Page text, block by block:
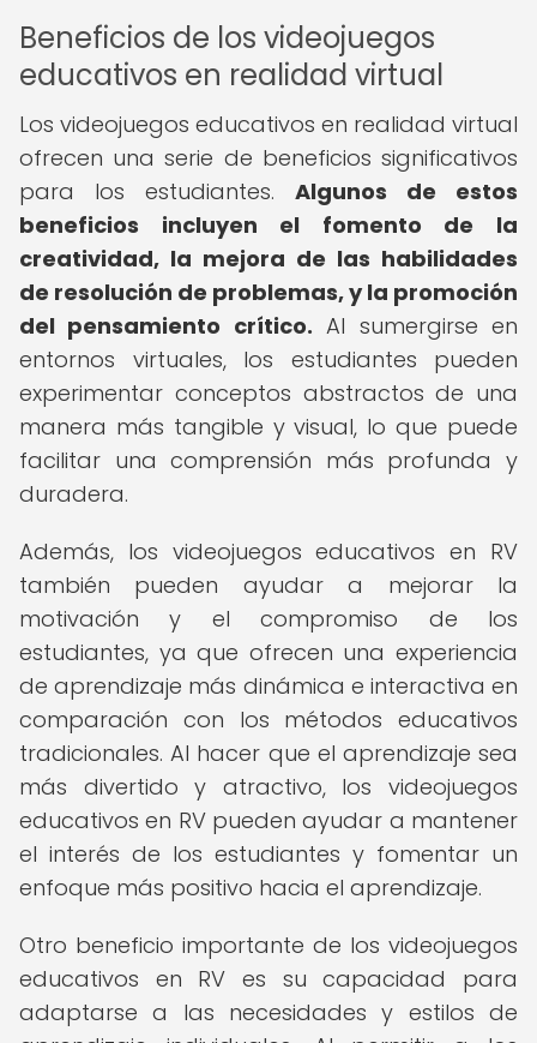
Beneficios de los videojuegos
educativos en realidad virtual
Los videojuegos educativos en realidad virtual
ofrecen una serie de beneficios significativos
para los estudiantes. Algunos de estos
beneficios incluyen el fomento de la
creatividad, la mejora de las habilidades
de resolución de problemas, y la promoción
del pensamiento crítico. Al sumergirse en
entornos virtuales, los estudiantes pueden
experimentar conceptos abstractos de una
manera más tangible y visual, lo que puede
facilitar una comprensión más profunda y
duradera.
Además, los videojuegos educativos en RV
también pueden ayudar a mejorar la
motivación y el compromiso de los
estudiantes, ya que ofrecen una experiencia
de aprendizaje más dinámica e interactiva en
comparación con los métodos educativos
tradicionales. Al hacer que el aprendizaje sea
más divertido y atractivo, los videojuegos
educativos en RV pueden ayudar a mantener
el interés de los estudiantes y fomentar un
enfoque más positivo hacia el aprendizaje.
Otro beneficio importante de los videojuegos
educativos en RV es su capacidad para
adaptarse a las necesidades y estilos de